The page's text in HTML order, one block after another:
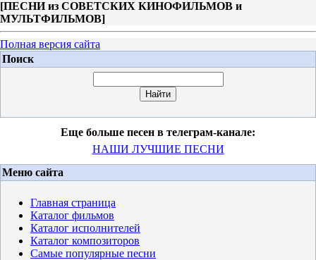
[ПЕСНИ из СОВЕТСКИХ КИНОФИЛЬМОВ и
МУЛЬТФИЛЬМОВ]
Полная версия сайта
Поиск
Еще больше песен в телеграм-канале:
НАШИ ЛУЧШИЕ ПЕСНИ
Меню сайта
Главная страница
Каталог фильмов
Каталог исполнителей
Каталог композиторов
Самые популярные песни